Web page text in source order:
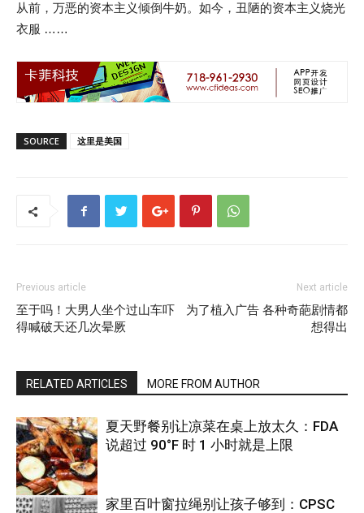
从前，万恶的资本主义倾倒牛奶。如今，丑陋的资本主义烧光
衣服 ……
SOURCE 这里是美国
Previous article
至于吗！大男人坐个过山车吓
得喊破天还几次晕厥
Next article
为了植入广告 各种奇葩剧情都
想得出
RELATED ARTICLES MORE FROM AUTHOR
夏天野餐别让凉菜在桌上放太久：FDA
说超过 90°F 时 1 小时就是上限
家里百叶窗拉绳别让孩子够到：CPSC